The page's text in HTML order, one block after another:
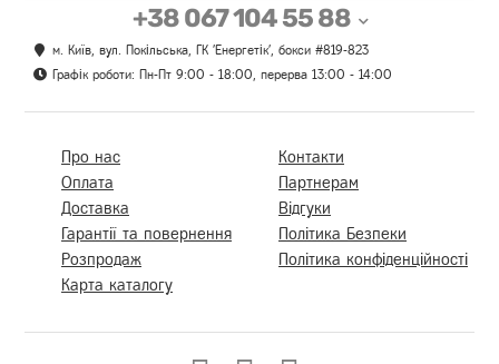
+38 067 104 55 88
м. Київ, вул. Покільська, ГК 'Енергетік', бокси #819-823
Графік роботи: Пн-Пт 9:00 - 18:00, перерва 13:00 - 14:00
Про нас
Оплата
Доставка
Гарантії та повернення
Розпродаж
Карта каталогу
Контакти
Партнерам
Відгуки
Політика Безпеки
Політика конфіденційності